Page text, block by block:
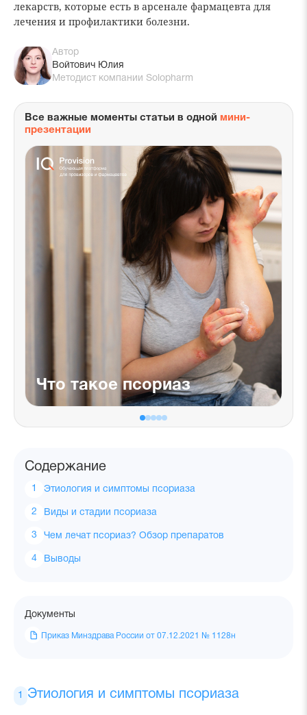
лекарств, которые есть в арсенале фармацевта для
лечения и профилактики болезни.
Автор
Войтович Юлия
Методист компании Solopharm
Все важные моменты статьи в одной мини-
презентации
Что такое псориаз
Содержание
Этиология и симптомы псориаза
Виды и стадии псориаза
Чем лечат псориаз? Обзор препаратов
Выводы
Документы
Приказ Минздрава России от 07.12.2021 № 1128н
Этиология и симптомы псориаза